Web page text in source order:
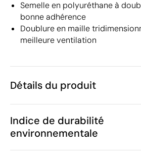
Semelle en polyuréthane à
bonne adhérence
Doublure en maille
meilleure ventilation
Détails du produit
Caractéristiques
Code du produit
Quantité minimum
Poids
1300 g
Indice de durabilité
environnementale